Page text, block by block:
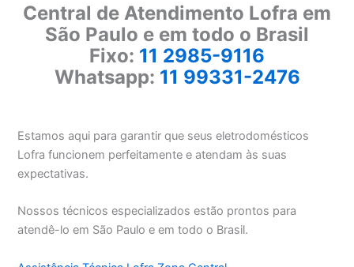
Central de Atendimento Lofra em
São Paulo e em todo o Brasil
Fixo: 11 2985-9116
Whatsapp: 11 99331-2476
Estamos aqui para garantir que seus eletrodomésticos
Lofra funcionem perfeitamente e atendam às suas
expectativas.
Nossos técnicos especializados estão prontos para
atendê-lo em São Paulo e em todo o Brasil.